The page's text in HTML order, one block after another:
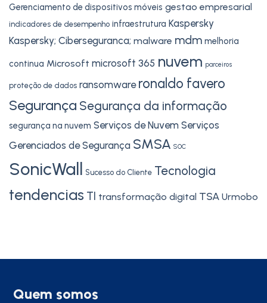
Gerenciamento de dispositivos móveis gestao empresarial
indicadores de desempenho infraestrutura Kaspersky
Kaspersky; Ciberseguranca; malware mdm melhoria
continua Microsoft microsoft 365 nuvem parceiros
proteção de dados ransomware ronaldo favero
Segurança Segurança da informação
segurança na nuvem Serviços de Nuvem Serviços
Gerenciados de Segurança SMSA SOC
SonicWall Sucesso do Cliente Tecnologia
tendencias TI transformação digital TSA Urmobo
Quem somos